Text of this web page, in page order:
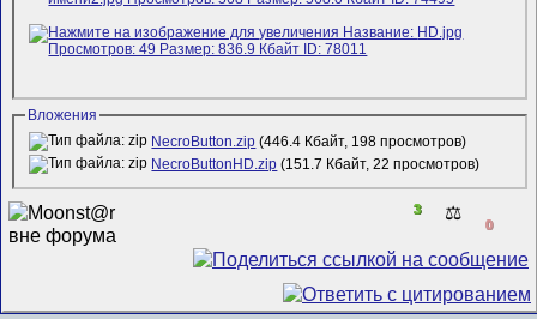
Вложения
NecroButton.zip (446.4 Кбайт, 198 просмотров)
NecroButtonHD.zip (151.7 Кбайт, 22 просмотров)
3 ⚖️
0